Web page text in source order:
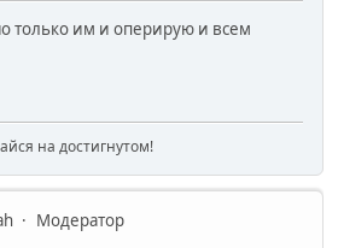
только им и оперирую и всем
на достигнутом!
Модератор